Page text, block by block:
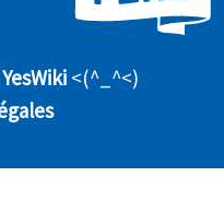
YesWiki <(^_^<)